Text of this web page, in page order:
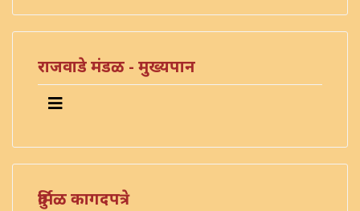
राजवाडे मंडळ - मुख्यपान
दुर्मिळ कागदपत्रे